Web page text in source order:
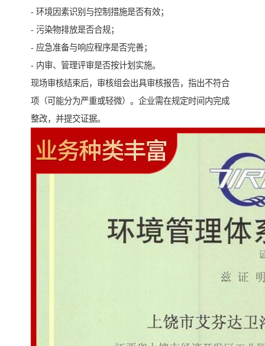
- 环境因素识别与控制措施是否有效；
- 污染物排放是否合规；
- 应急准备与响应程序是否完善；
- 内审、管理评审是否按计划实施。
现场审核结束后，审核组会出具审核报告，指出不符合
项（可能分为严重或轻微）。企业需在规定时间内完成
整改，并提交证据。